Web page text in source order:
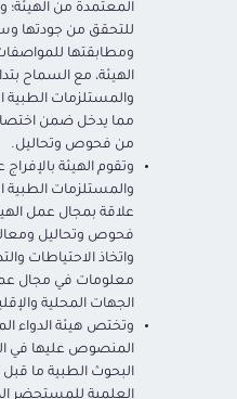
المعتمدة من
للتحقق من جودتها
ومطابقتها
الهيئة، مع السماح
والمستلزمات الطبية
مما يدخل ضمن
من فحوص وتحاليل.
وتقوم الهيئة
والمستلزمات الطبية
علاقة بمجال عمل
فحوص وتحاليل
واتخاذ الاحتياطات
معلومات في مجال
الجهات المحلية
وتختص هيئة الدواء
البحوث الطبية ما قبل
العلمية للمستحضر